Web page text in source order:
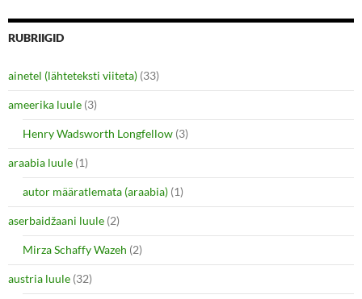
RUBRIIGID
ainetel (lähteteksti viiteta) (33)
ameerika luule (3)
Henry Wadsworth Longfellow (3)
araabia luule (1)
autor määratlemata (araabia) (1)
aserbaidžaani luule (2)
Mirza Schaffy Wazeh (2)
austria luule (32)